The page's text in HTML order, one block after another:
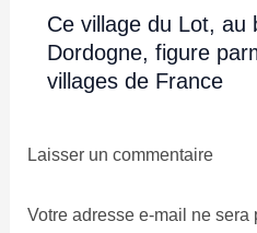
Ce village du Lot, au
Dordogne, figure
villages de France
Laisser un commentaire
Votre adresse e-mail ne sera